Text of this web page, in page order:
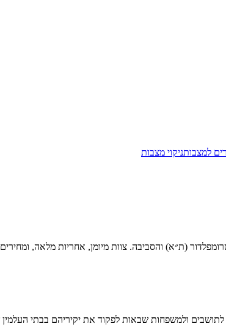
למצבותניקוי מצבות
(ת״א) והסביבה. צוות מיומן, אחריות מלאה, ומחירים
ולמשפחות שבאות לפקוד את יקיריהם בבתי